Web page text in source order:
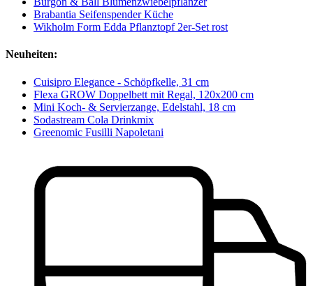
Brabantia Seifenspender Küche
Wikholm Form Edda Pflanztopf 2er-Set rost
Neuheiten:
Cuisipro Elegance - Schöpfkelle, 31 cm
Flexa GROW Doppelbett mit Regal, 120x200 cm
Mini Koch- & Servierzange, Edelstahl, 18 cm
Sodastream Cola Drinkmix
Greenomic Fusilli Napoletani